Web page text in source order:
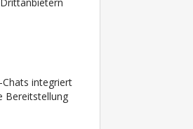
Chats integriert
Bereitstellung